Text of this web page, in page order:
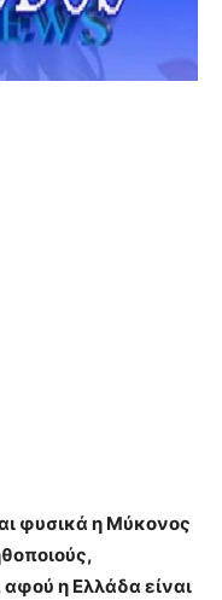
φυσικά η Μύκονος
η Ελλάδα είναι